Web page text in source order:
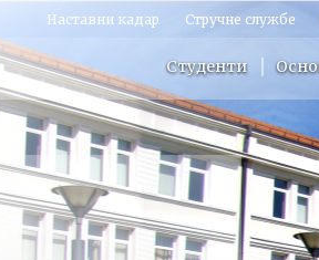
Наставни кадар Стручне службе
Студенти